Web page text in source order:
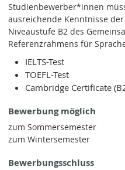
Studienbewerber*innen
ausreichende Kenntnisse
Niveaustufe B2 des
Referenzrahmens für
IELTS-Test
TOEFL-Test
Cambridge Certificate
Bewerbung möglich
zum Sommersemester
zum Wintersemester
Bewerbungsschluss